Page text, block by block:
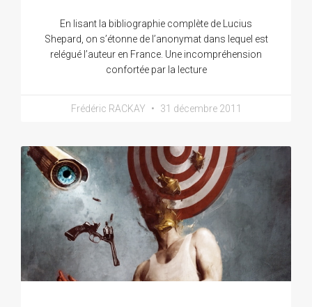
En lisant la bibliographie complète de Lucius
Shepard, on s’étonne de l’anonymat dans lequel est
relégué l’auteur en France. Une incompréhension
confortée par la lecture
Frédéric RACKAY 31 décembre 2011